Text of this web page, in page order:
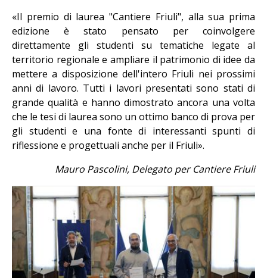
«Il premio di laurea "Cantiere Friuli", alla sua prima
edizione è stato pensato per coinvolgere
direttamente gli studenti su tematiche legate al
territorio regionale e ampliare il patrimonio di idee da
mettere a disposizione dell'intero Friuli nei prossimi
anni di lavoro. Tutti i lavori presentati sono stati di
grande qualità e hanno dimostrato ancora una volta
che le tesi di laurea sono un ottimo banco di prova per
gli studenti e una fonte di interessanti spunti di
riflessione e progettuali anche per il Friuli».
Mauro Pascolini, Delegato per Cantiere Friuli